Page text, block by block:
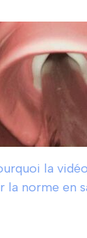
la
la norme en